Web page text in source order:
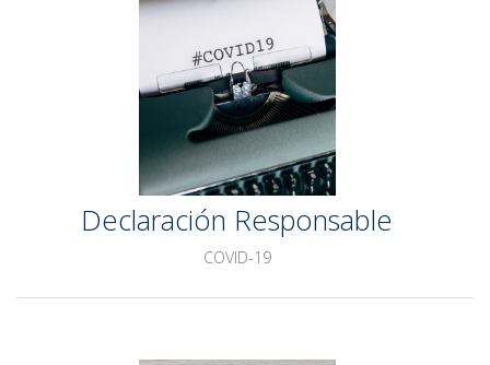
Declaración Responsable
COVID-19